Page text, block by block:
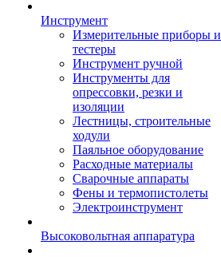
Инструмент
Измерительные приборы и
тестеры
Инструмент ручной
Инструменты для
опрессовки, резки и
изоляции
Лестницы, строительные
ходули
Паяльное оборудование
Расходные материалы
Сварочные аппараты
Фены и термопистолеты
Электроинструмент
Высоковольтная аппаратура